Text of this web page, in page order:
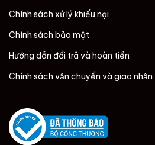
Chính sách xử lý khiếu nại
Chính sách bảo mật
Hướng dẫn đổi trả và hoàn tiền
Chính sách vận chuyển và giao nhận